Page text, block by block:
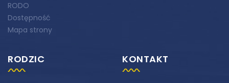
RODO
Dostępność
Mapa strony
RODZIC KONTAKT